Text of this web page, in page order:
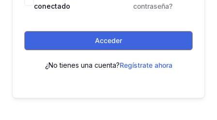
conectado
contraseña?
Acceder
¿No tienes una cuenta?Regístrate ahora